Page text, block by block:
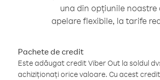
una din opțiunile noastre
apelare flexibile, la tarife
Pachete de credit
Este adăugat credit Viber Out la soldul
achiziționați orice valoare. Cu acest